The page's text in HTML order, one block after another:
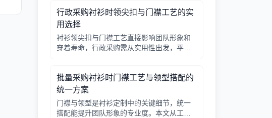
行政采购衬衫时领尖扣与门襟工艺的实
用选择
衬衫领尖扣与门襟工艺直接影响团队形象和
穿着寿命，行政采购需从实用性出发，平衡
批量采购衬衫时门襟工艺与领型搭配的
统一方案
门襟与领型是衬衫定制中的关键细节，统一
搭配能提升团队形象的专业度。本文从工艺